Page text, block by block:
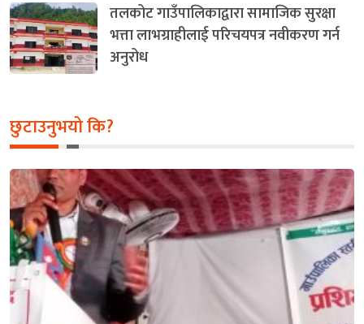
तलकोट गाउँपालिकाद्वारा सामाजिक सुरक्षा
भत्ता लाभग्राहीलाई परिचयपत्र नवीकरण गर्न
अनुरोध
छुटाउनुभयो कि?